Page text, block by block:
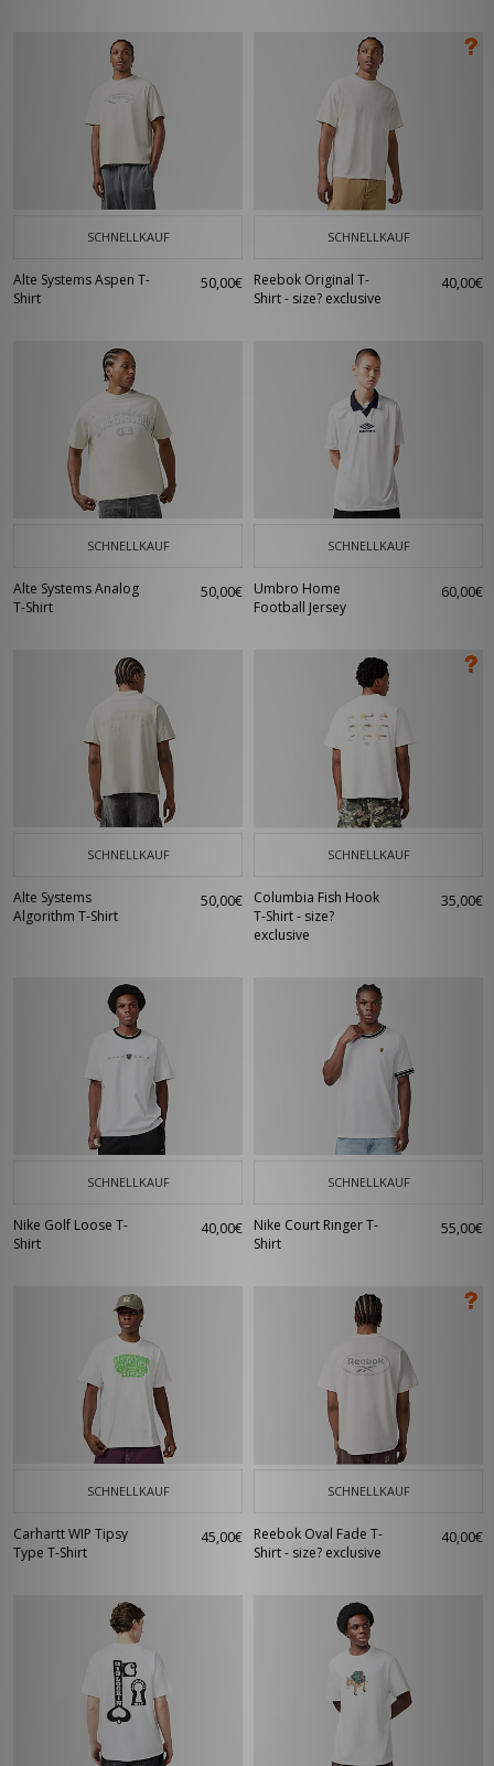
SCHNELLKAUF
Alte Systems Aspen T-
Shirt
50,00€
SCHNELLKAUF
Reebok Original T-
Shirt - size? exclusive
40,00€
SCHNELLKAUF
Alte Systems Analog
T-Shirt
50,00€
SCHNELLKAUF
Umbro Home
Football Jersey
60,00€
SCHNELLKAUF
Alte Systems
Algorithm T-Shirt
50,00€
SCHNELLKAUF
Columbia Fish Hook
T-Shirt - size?
exclusive
35,00€
SCHNELLKAUF
Nike Golf Loose T-
Shirt
40,00€
SCHNELLKAUF
Nike Court Ringer T-
Shirt
55,00€
SCHNELLKAUF
Carhartt WIP Tipsy
Type T-Shirt
45,00€
SCHNELLKAUF
Reebok Oval Fade T-
Shirt - size? exclusive
40,00€